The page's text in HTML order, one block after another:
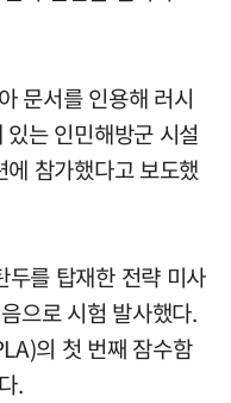
문서를 인용해 러시
는 인민해방군 시설
참가했다고 보도했
를 탑재한 전략 미사
으로 시험 발사했다.
의 첫 번째 잠수함
.